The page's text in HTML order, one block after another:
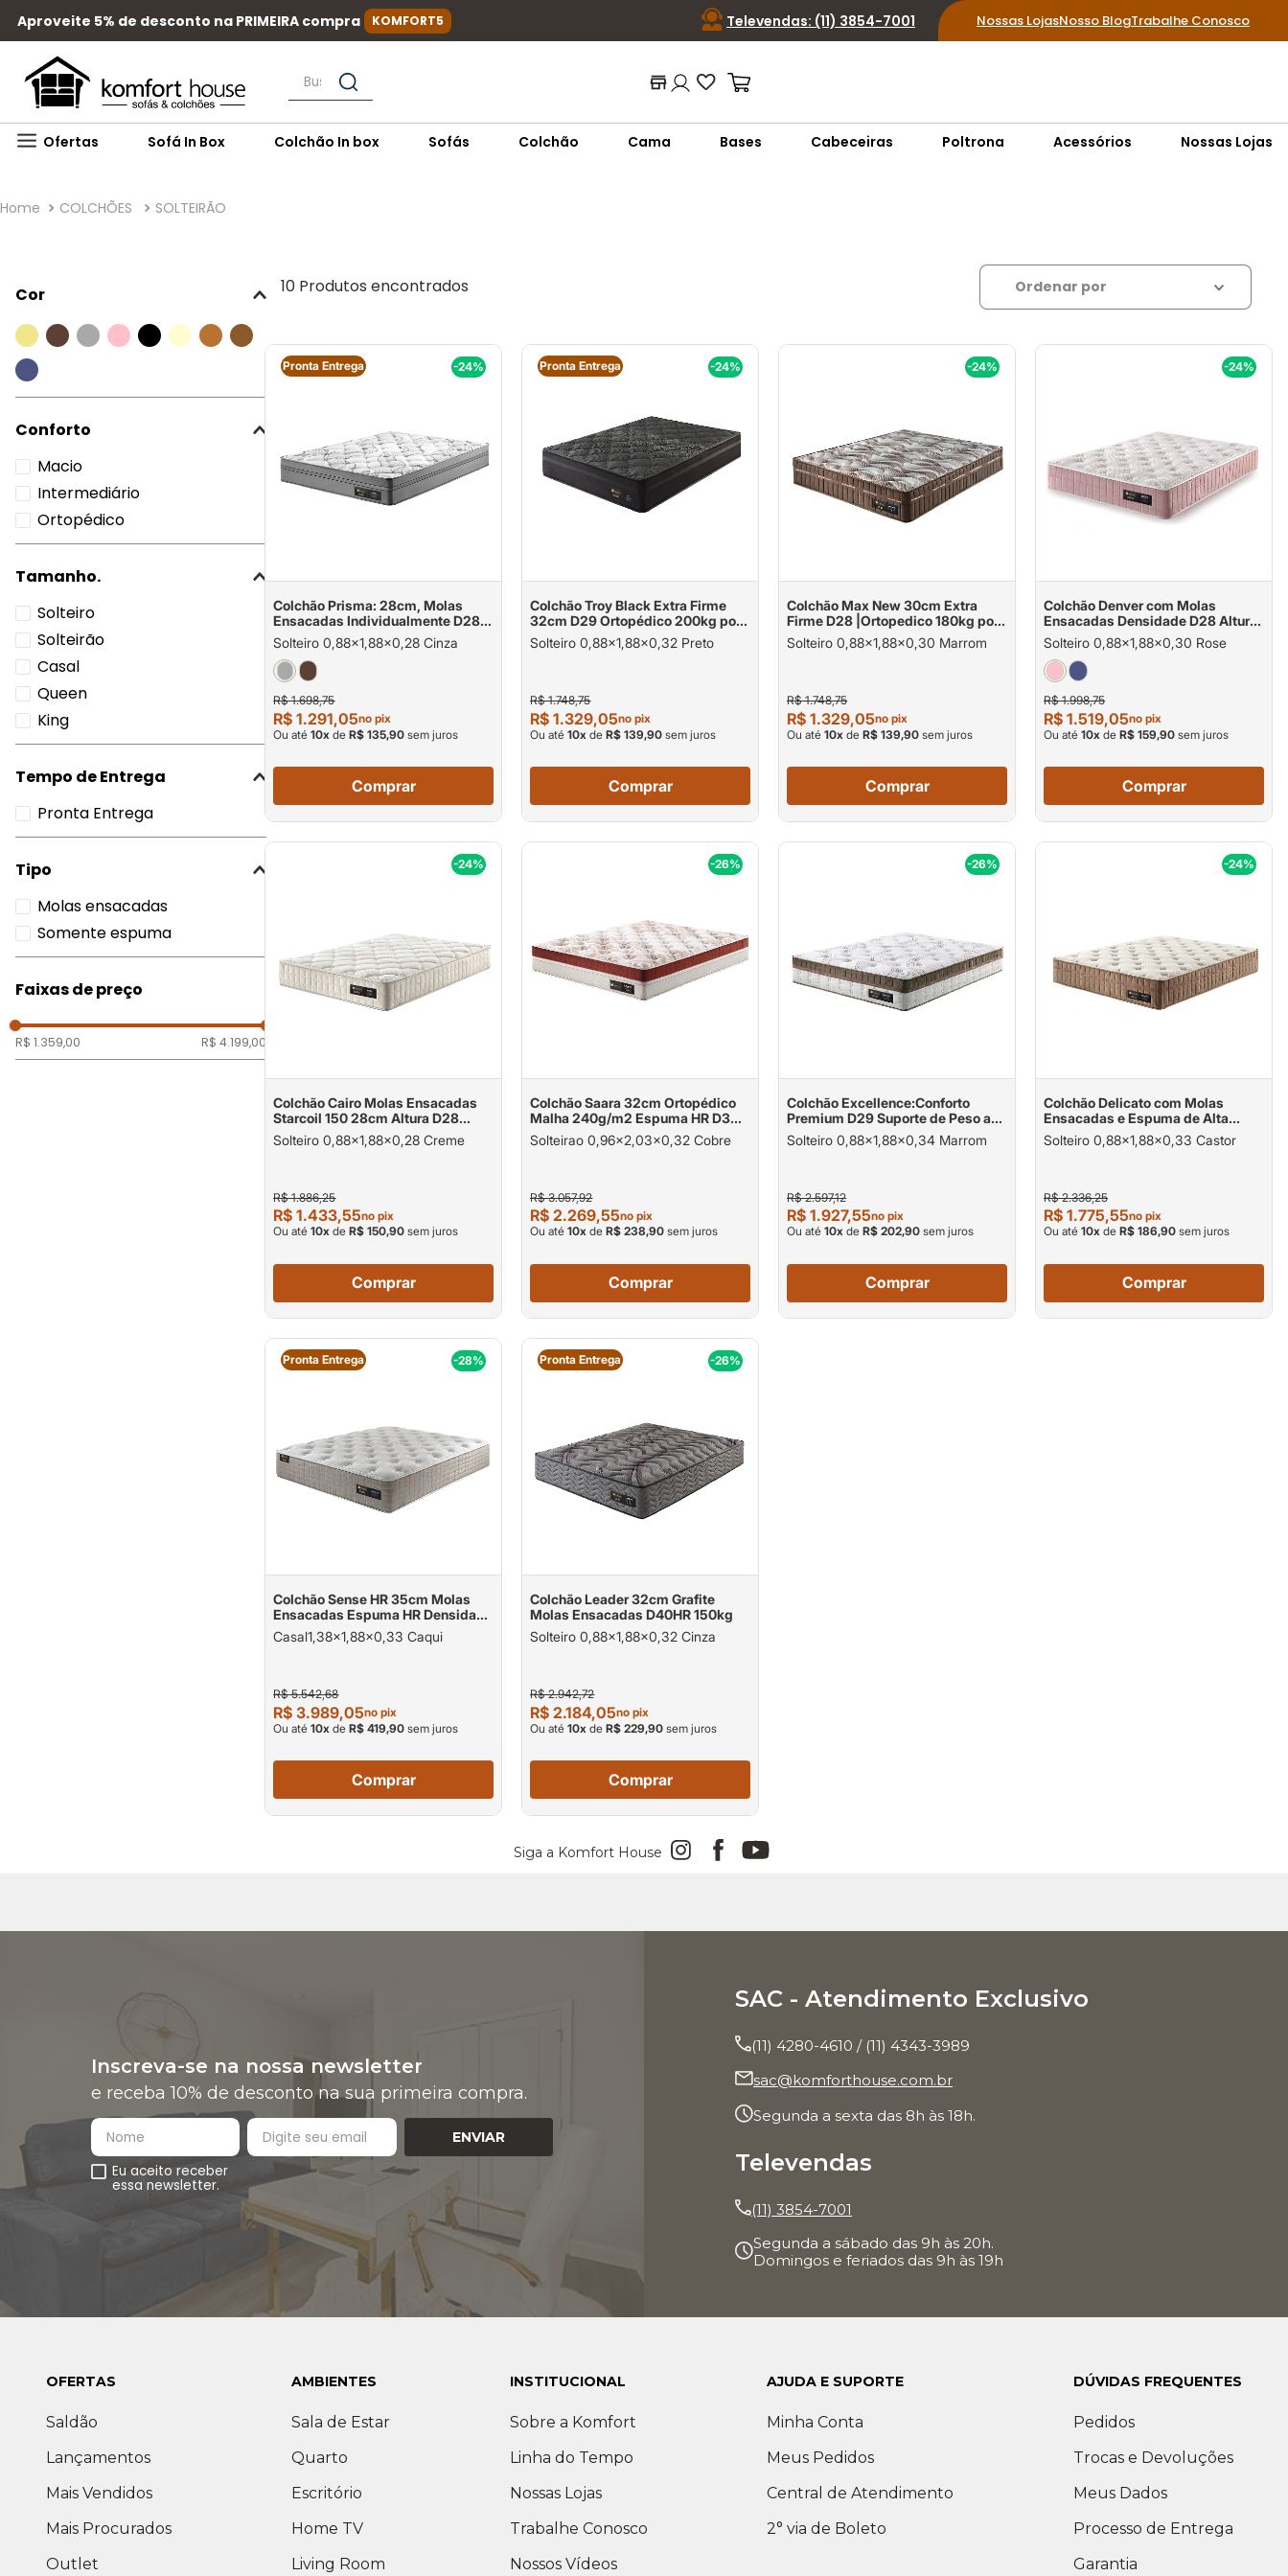
Aproveite 5% de desconto na PRIMEIRA compra KOMFORT5 Televendas: (11) 3854-7001 Nossas LojasNosso BlogTrabalhe Conosco
Busque por nome, marca ou código...
Ofertas Sofá In Box Colchão In box Sofás Colchão Cama Bases Cabeceiras Poltrona Acessórios Nossas Lojas
COLCHÕES SOLTEIRÃO
Cor
Conforto
Macio
Intermediário
Ortopédico
Tamanho.
Solteiro
Solteirão
Casal
Queen
King
Tempo de Entrega
Pronta Entrega
Tipo
Molas ensacadas
Somente espuma
Faixas de preço
R$ 1.359,00 R$ 4.199,00
10 Produtos Ordenar por
Pronta Entrega -24%
Colchão Prisma: 28cm, Molas
Ensacadas Individualmente D28
Suporte de Peso até 120kg por
Pessoa
Solteiro 0,88x1,88x0,28 Cinza
R$ 1.698,75
R$ 1.291,05no pix
Ou até10x deR$ 135,90 sem juros
Comprar
Pronta Entrega -24%
Colchão Troy Black Extra Firme
32cm D29 Ortopédico 200kg por
pessoa
Solteiro 0,88x1,88x0,32 Preto
R$ 1.748,75
R$ 1.329,05no pix
Ou até10x deR$ 139,90 sem juros
Comprar
-24%
Colchão Max New 30cm Extra
Firme D28 |Ortopedico 180kg por
pessoa
Solteiro 0,88x1,88x0,30 Marrom
R$ 1.748,75
R$ 1.329,05no pix
Ou até10x deR$ 139,90 sem juros
Comprar
-24%
Colchão Denver com Molas
Ensacadas Densidade D28 Altura
de 30cm 120kg por pessoa
Solteiro 0,88x1,88x0,30 Rose
R$ 1.998,75
R$ 1.519,05no pix
Ou até10x deR$ 159,90 sem juros
Comprar
-24%
Colchão Cairo Molas Ensacadas
Starcoil 150 28cm Altura D28
Suporte até 120kg/pessoa
Solteiro 0,88x1,88x0,28 Creme
R$ 1.886,25
R$ 1.433,55no pix
Ou até10x deR$ 150,90 sem juros
Comprar
-26%
Colchão Saara 32cm Ortopédico
Malha 240g/m2 Espuma HR D33
180kg por pessoa
Solteirao 0,96x2,03x0,32 Cobre
R$ 3.057,92
R$ 2.269,55no pix
Ou até10x deR$ 238,90 sem juros
Comprar
-26%
Colchão Excellence:Conforto
Premium D29 Suporte de Peso até
120kg com molas ensacadas
Solteiro 0,88x1,88x0,34 Marrom
R$ 2.597,12
R$ 1.927,55no pix
Ou até10x deR$ 202,90 sem juros
Comprar
-24%
Colchão Delicato com Molas
Ensacadas e Espuma de Alta
Densidade D28 Firme Altura 32cm
Solteiro 0,88x1,88x0,33 Castor
R$ 2.336,25
R$ 1.775,55no pix
Ou até10x deR$ 186,90 sem juros
Comprar
Pronta Entrega -28%
Colchão Sense HR 35cm Molas
Ensacadas Espuma HR Densidade
33 e HR Densidade 40 suporte
140kg
Casal1,38x1,88x0,33 Caqui
R$ 5.542,68
R$ 3.989,05no pix
Ou até10x deR$ 419,90 sem juros
Comprar
Pronta Entrega -26%
Colchão Leader 32cm Grafite
Molas Ensacadas D40HR 150kg
Solteiro 0,88x1,88x0,32 Cinza
R$ 2.942,72
R$ 2.184,05no pix
Ou até10x deR$ 229,90 sem juros
Comprar
Siga a Komfort House
Inscreva-se na nossa newsletter
e receba 10% de desconto na sua primeira compra.
ENVIAR
Eu aceito receber
essa newsletter.
SAC - Atendimento Exclusivo
(11) 4280-4610 / (11) 4343-3989
sac@komforthouse.com.br
Segunda a sexta das 8h às 18h.
Televendas
(11) 3854-7001
Segunda a sábado das 9h às 20h.
Domingos e feriados das 9h às 19h
OFERTAS
Saldão
Lançamentos
Mais Vendidos
Mais Procurados
Outlet
AMBIENTES
Sala de Estar
Quarto
Escritório
Home TV
Living Room
INSTITUCIONAL
Sobre a Komfort
Linha do Tempo
Nossas Lojas
Trabalhe Conosco
Nossos Vídeos
AJUDA E SUPORTE
Minha Conta
Meus Pedidos
Central de Atendimento
2° via de Boleto
DÚVIDAS FREQUENTES
Pedidos
Trocas e Devoluções
Meus Dados
Processo de Entrega
Garantia
1º
6º
8º
baú
º
sevilha